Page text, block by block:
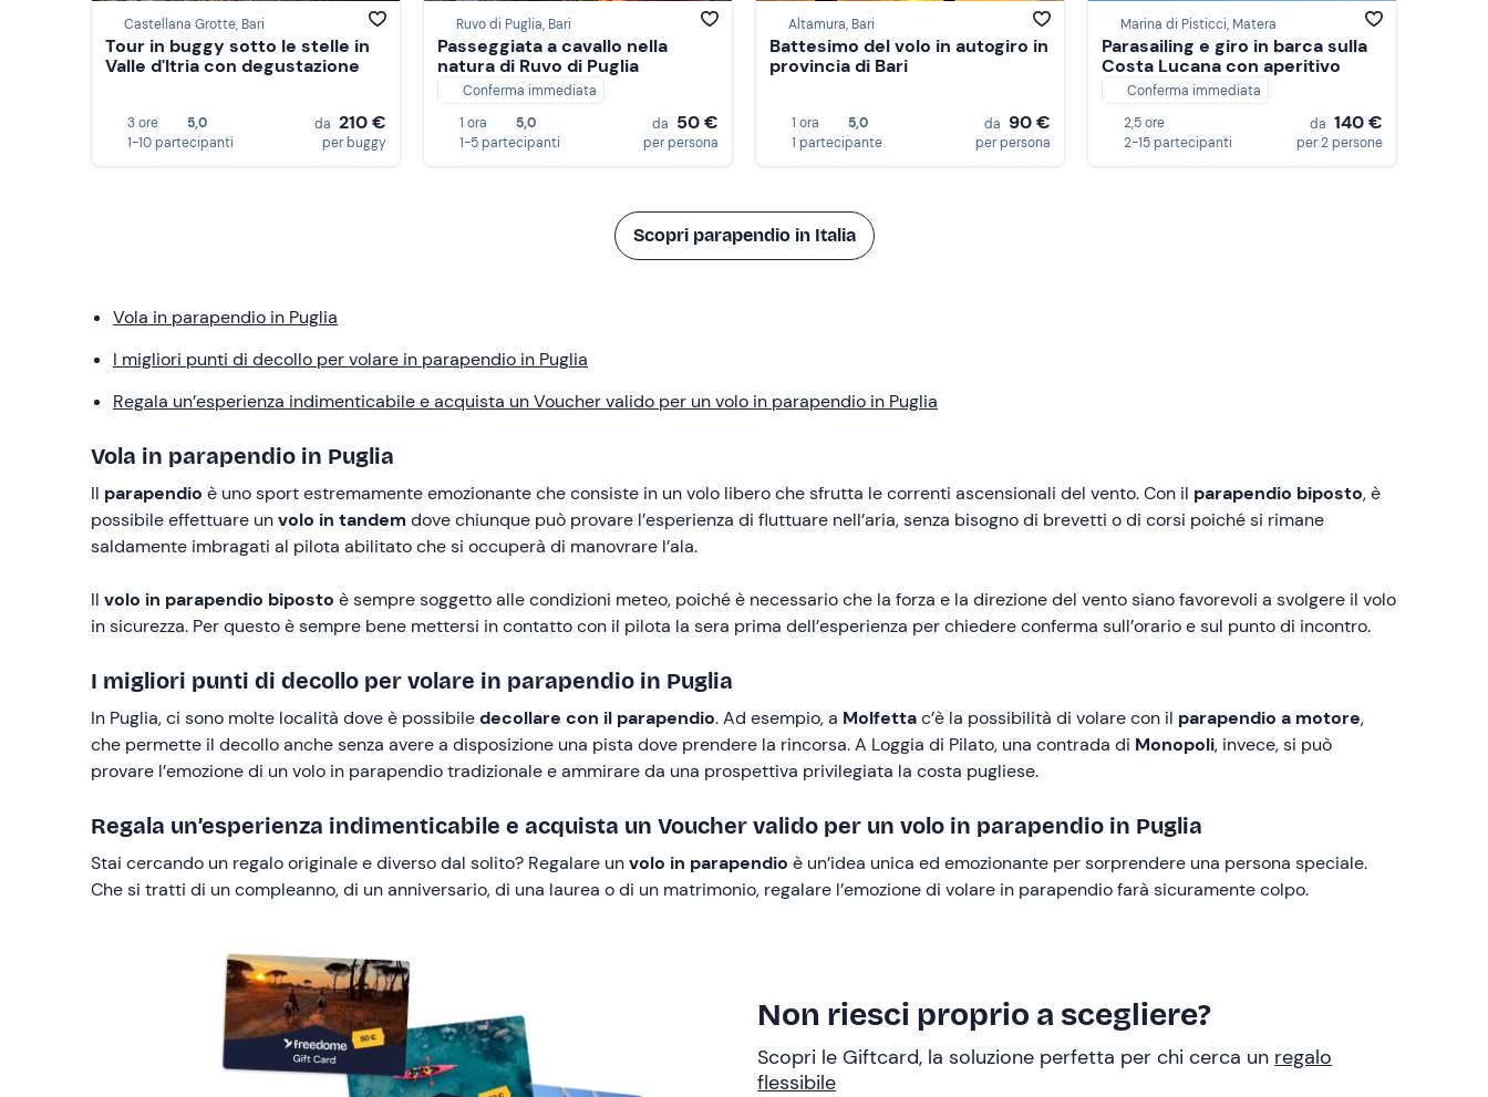
Castellana Grotte, Bari
Tour in buggy sotto le stelle in
Valle d'Itria con degustazione
3 ore
5,0
1-10 partecipanti
da 210 €
per buggy
Ruvo di Puglia, Bari
Passeggiata a cavallo nella
natura di Ruvo di Puglia
Conferma immediata
1 ora
5,0
1-5 partecipanti
da 50 €
per persona
Altamura, Bari
Battesimo del volo in autogiro in
provincia di Bari
1 ora
5,0
1 partecipante
da 90 €
per persona
Marina di Pisticci, Matera
Parasailing e giro in barca sulla
Costa Lucana con aperitivo
Conferma immediata
2,5 ore
2-15 partecipanti
da 140 €
per 2 persone
Scopri parapendio in Italia
Vola in parapendio in Puglia
I migliori punti di decollo per volare in parapendio in Puglia
Regala un’esperienza indimenticabile e acquista un Voucher valido per un volo in parapendio in Puglia
Vola in parapendio in Puglia
Il parapendio è uno sport estremamente emozionante che consiste in un volo libero che sfrutta le correnti ascensionali del vento. Con il parapendio biposto, è
possibile effettuare unvolo in tandem dove chiunque può provare l’esperienza di fluttuare nell’aria, senza bisogno di brevetti o di corsi poiché si rimane
saldamente imbragati al pilota abilitato che si occuperà di manovrare l’ala.
Il volo in parapendio biposto è sempre soggetto alle condizioni meteo, poiché è necessario che la forza e la direzione del vento siano favorevoli a svolgere il volo
in sicurezza. Per questo è sempre bene mettersi in contatto con il pilota la sera prima dell’esperienza per chiedere conferma sull’orario e sul punto di incontro.
I migliori punti di decollo per volare in parapendio in Puglia
In Puglia, ci sono molte località dove è possibiledecollare con il parapendio. Ad esempio, a Molfettac’è la possibilità di volare con il parapendio a motore,
che permette il decollo anche senza avere a disposizione una pista dove prendere la rincorsa. A Loggia di Pilato, una contrada di Monopoli, invece, si può
provare l’emozione di un volo in parapendio tradizionale e ammirare da una prospettiva privilegiata la costa pugliese.
Regala un’esperienza indimenticabile e acquista un Voucher valido per un volo in parapendio in Puglia
Stai cercando un regalo originale e diverso dal solito? Regalare unvolo in parapendio è un’idea unica ed emozionante per sorprendere una persona speciale.
Che si tratti di un compleanno, di un anniversario, di una laurea o di un matrimonio, regalare l’emozione di volare in parapendio farà sicuramente colpo.
Non riesci proprio a scegliere?
Scopri le Giftcard, la soluzione perfetta per chi cerca un regalo
flessibile